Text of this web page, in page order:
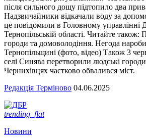
після сильного дощу підтопило два
Надзвичайники відкачали воду за
це повідомили в Головному
Тернопільській області. Читайте також:
городи та домоволодіння. Негода
Тернопільщині (фото, відео) Також 3
селі Синява перетворили людські
Чернихівцях частково обвалився міст.
Редакція Терміново 04.06.2025
trending_flat
Новини